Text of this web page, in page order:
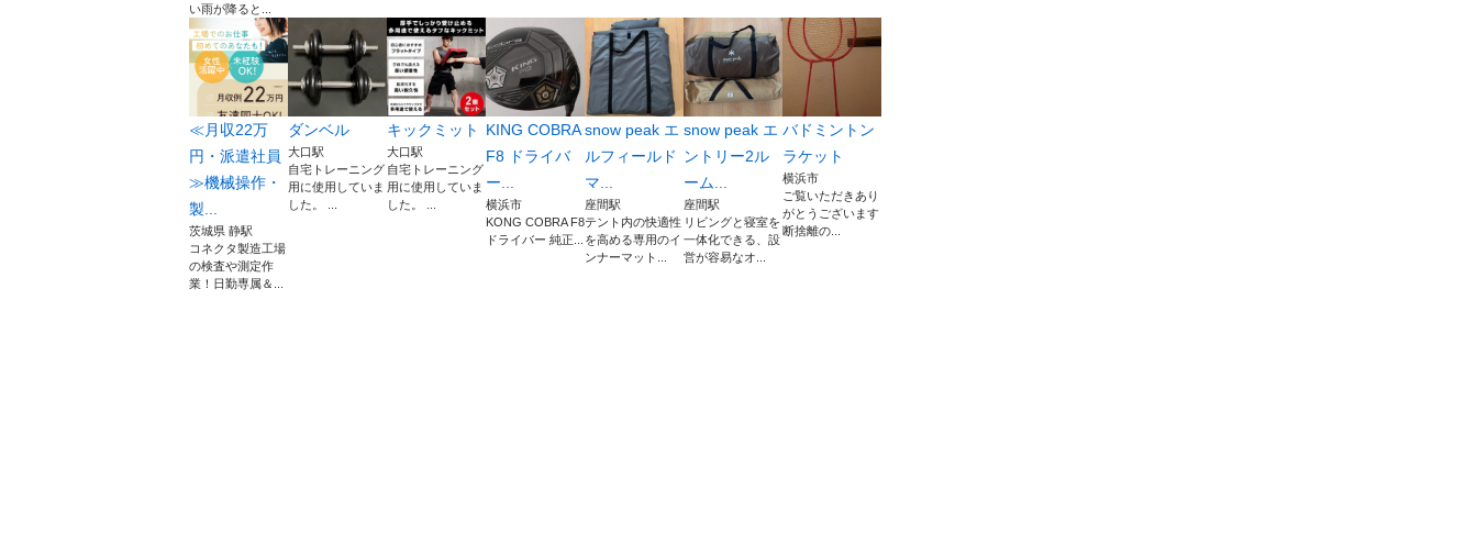
い雨が降ると...
≪月収22万
円・派遣社員
≫機械操作・
製...
茨城県 静駅
コネクタ製造工場
の検査や測定作
業！日勤専属＆...
ダンベル
大口駅
自宅トレーニング
用に使用していま
した。 ...
キックミット
大口駅
自宅トレーニング
用に使用していま
した。 ...
KING COBRA
F8 ドライバ
ー...
横浜市
KONG COBRA F8
ドライバー 純正...
snow peak エ
ルフィールド
マ...
座間駅
テント内の快適性
を高める専用のイ
ンナーマット...
snow peak エ
ントリー2ル
ーム...
座間駅
リビングと寝室を
一体化できる、設
営が容易なオ...
バドミントン
ラケット
横浜市
ご覧いただきあり
がとうございます
断捨離の...